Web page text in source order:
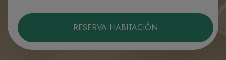
RESERVA HABITACIÓN